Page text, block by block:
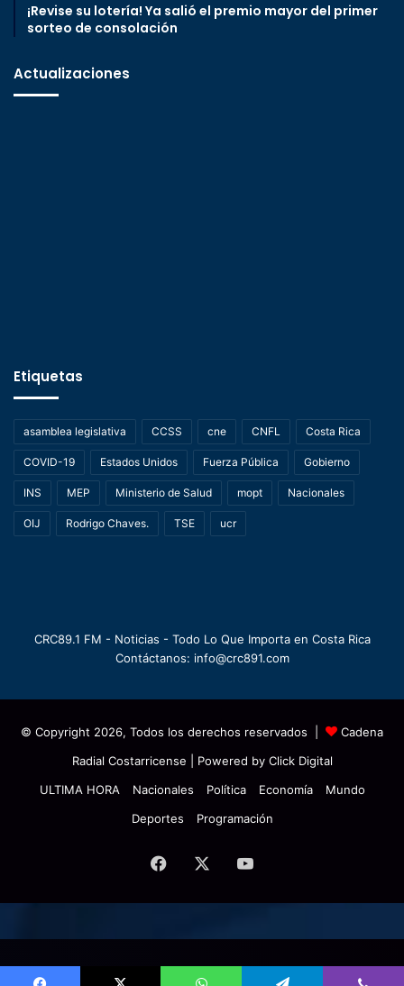
¡Revise su lotería! Ya salió el premio mayor del primer
sorteo de consolación
Actualizaciones
Etiquetas
asamblea legislativa CCSS cne CNFL Costa Rica
COVID-19 Estados Unidos Fuerza Pública Gobierno
INS MEP Ministerio de Salud mopt Nacionales
OIJ Rodrigo Chaves. TSE ucr
CRC89.1 FM - Noticias - Todo Lo Que Importa en Costa Rica
Contáctanos: info@crc891.com
© Copyright 2026, Todos los derechos reservados |
Cadena
Radial Costarricense | Powered by Click Digital
ULTIMA HORA
Nacionales Política Economía
Mundo
Deportes
Programación
Facebook YouTube